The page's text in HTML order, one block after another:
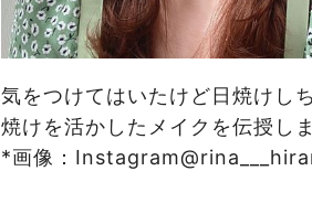
気をつけてはいたけど日焼けし
焼けを活かしたメイクを伝授し
*画像：